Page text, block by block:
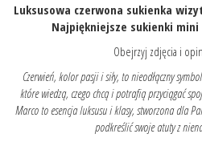
Luksusowa czerwona sukienka
Najpiękniejsze sukienki
Obejrzyj zdjęcia i
Czerwień, kolor pasji i siły, to nieodłączny
które wiedzą, czego chcą i potrafią przyciągać
Marco to esencja luksusu i klasy, stworzona dla
podkreślić swoje atuty z